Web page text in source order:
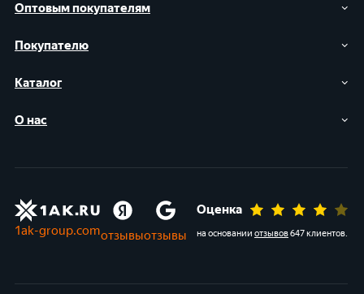
Оптовым покупателям
Покупателю
Каталог
О нас
1ak-group.comотзывыотзывы
Оценка
на основании отзывов647 клиентов.